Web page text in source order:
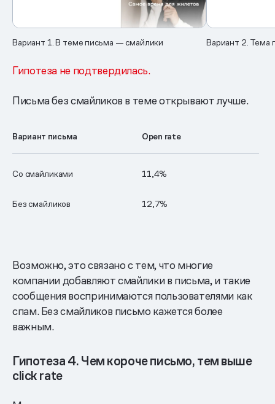
Вариант 1. В теме письма — смайлики Вариант 2. Тема
Гипотеза не подтвердилась.
Письма без смайликов в теме открывают лучше.
Вариант письма Open rate
Со смайликами 11,4%
Без смайликов 12,7%
Возможно, это связано с тем, что многие
компании добавляют смайлики в письма, и такие
сообщения воспринимаются пользователями как
спам. Без смайликов письмо кажется более
важным.
Гипотеза 4. Чем короче письмо, тем выше
click rate